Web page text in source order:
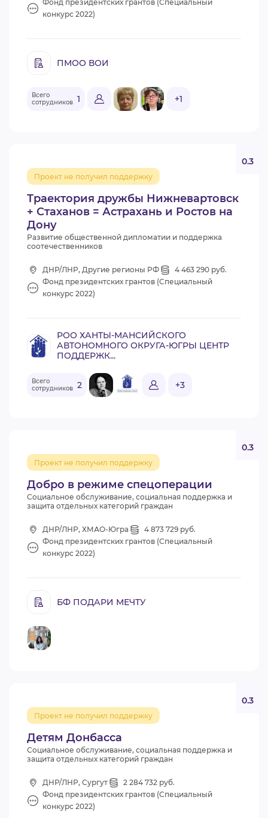
Фонд президентских грантов (Специальный
конкурс 2022)
ПМОО ВОИ
Всего
сотрудников 1 +1
Траектория дружбы Нижневартовск
+ Стаханов = Астрахань и Ростов на
Дону
Проект не получил поддержку
0.3
Развитие общественной дипломатии и поддержка
соотечественников
ДНР/ЛНР, Другие регионы РФ
4 463 290 руб.
Фонд президентских грантов (Специальный
конкурс 2022)
РОО ХАНТЫ-МАНСИЙСКОГО
АВТОНОМНОГО ОКРУГА-ЮГРЫ ЦЕНТР
ПОДДЕРЖК...
Всего
сотрудников 2 +3
Добро в режиме спецоперации
Проект не получил поддержку
0.3
Социальное обслуживание, социальная поддержка и
защита отдельных категорий граждан
ДНР/ЛНР, ХМАО-Югра
4 873 729 руб.
Фонд президентских грантов (Специальный
конкурс 2022)
БФ ПОДАРИ МЕЧТУ
Детям Донбасса
Проект не получил поддержку
0.3
Социальное обслуживание, социальная поддержка и
защита отдельных категорий граждан
ДНР/ЛНР, Сургут
2 284 732 руб.
Фонд президентских грантов (Специальный
конкурс 2022)